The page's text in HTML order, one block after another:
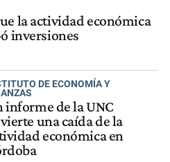
la actividad económica
inversiones
DE ECONOMÍA Y
informe de la UNC
una caída de la
económica en